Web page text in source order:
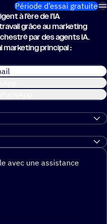
Période d’essai gratuite
à l’ère de l’IA
grâce au marketing
par des agents IA.
marketing principal :
avec une assistance